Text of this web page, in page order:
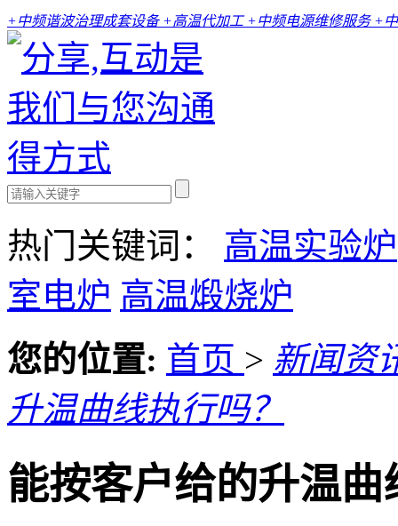
+中频谐波治理成套设备 +高温代加工+中频电源维修服务 +
热门关键词： 高温实验炉
室电炉 高温煅烧炉
您的位置: 首页 > 新闻资
升温曲线执行吗？
能按客户给的升温曲